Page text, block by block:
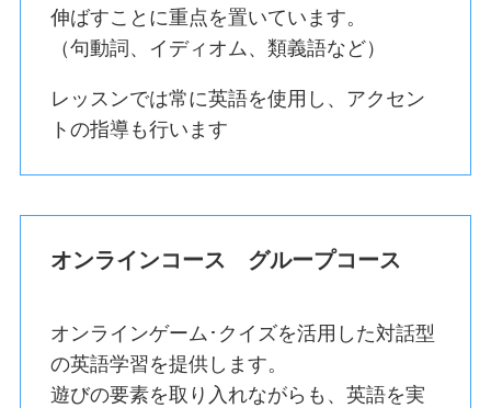
伸ばすことに重点を置いています。
（句動詞、イディオム、類義語など）
レッスンでは常に英語を使用し、アクセン
トの指導も行います
オンラインコース グループコース
オンラインゲーム･クイズを活用した対話型
の英語学習を提供します。
遊びの要素を取り入れながらも、英語を実